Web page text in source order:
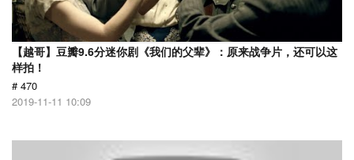
【越哥】豆瓣9.6分迷你剧《我们的父辈》：原来战争片，还可以这
样拍！
# 470
2019-11-11 10:09